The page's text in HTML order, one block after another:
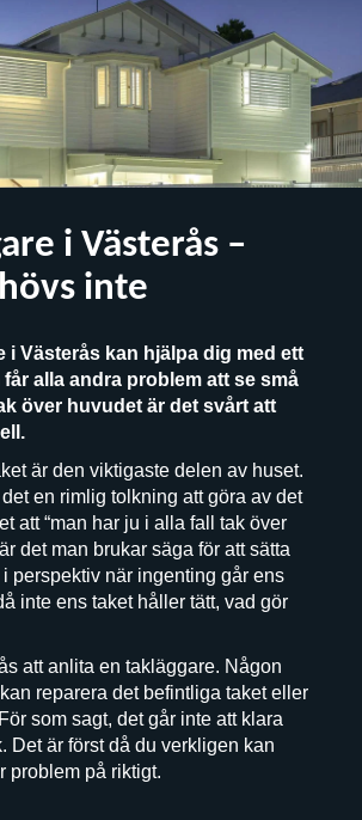
i Västerås –
inte
i Västerås kan hjälpa dig med ett
alla andra problem att se små
över huvudet är det svårt att
är den viktigaste delen av huset.
en rimlig tolkning att göra av det
att “man har ju i alla fall tak över
det man brukar säga för att sätta
perspektiv när ingenting går ens
inte ens taket håller tätt, vad gör
att anlita en takläggare. Någon
reparera det befintliga taket eller
som sagt, det går inte att klara
Det är först då du verkligen kan
problem på riktigt.